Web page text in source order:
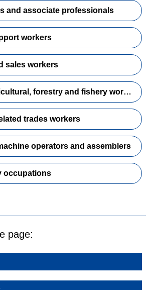
and associate professionals
workers
sales workers
6. Skilled agricultural, forestry and fishery workers
trades workers
operators and assemblers
occupations
page: